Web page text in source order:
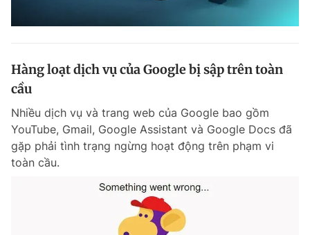
Hàng loạt dịch vụ của Google bị sập trên toàn
cầu
Nhiều dịch vụ và trang web của Google bao gồm
YouTube, Gmail, Google Assistant và Google Docs đã
gặp phải tình trạng ngừng hoạt động trên phạm vi
toàn cầu.